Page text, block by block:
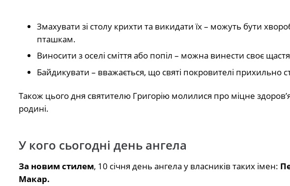
Змахувати зі столу крихти та викидати їх – можуть бути
пташкам.
Виносити з оселі сміття або попіл – можна винести своє
Байдикувати – вважається, що святі покровителі прихильно
Також цього дня святителю Григорію молилися про міцне
родині.
У кого сьогодні день ангела
За новим стилем, 10 січня день ангела у власників таких імен:
Макар.